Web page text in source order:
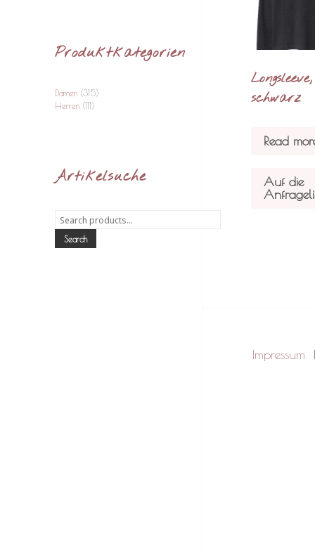
Produktkategorien
Damen (315)
Herren (111)
Artikelsuche
Search
for:
Search
Longsleeve,
schwarz
Read
Auf die
Impressum